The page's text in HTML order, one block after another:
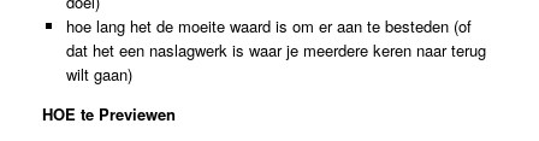
hoe lang het de moeite waard is om er aan te besteden (of
dat het een naslagwerk is waar je meerdere keren naar terug
wilt gaan)
HOE te Previewen